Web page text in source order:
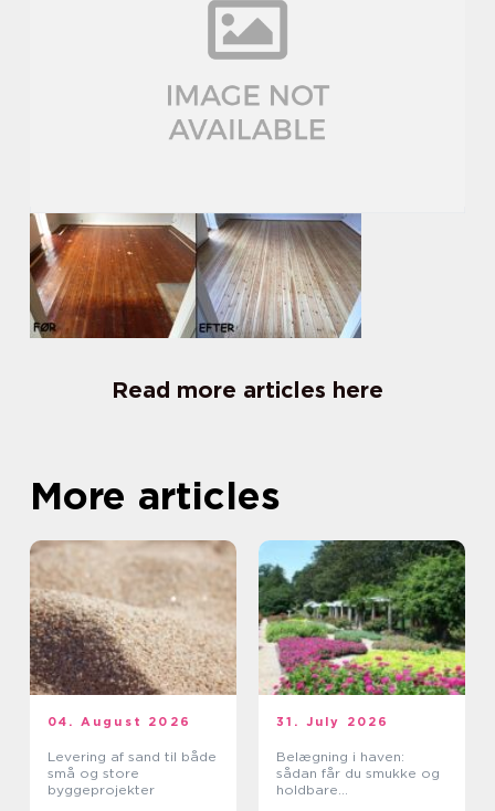
Read more articles here
More articles
04. August 2026
Levering af sand til både
små og store
byggeprojekter
31. July 2026
Belægning i haven:
sådan får du smukke og
holdbare